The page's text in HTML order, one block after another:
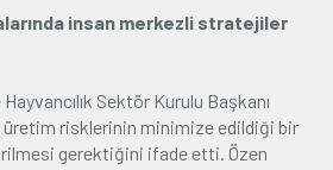
insan merkezli stratejiler
Hayvancılık Sektör Kurulu Başkanı
üretim risklerinin minimize edildiği bir
gerektiğini ifade etti. Özen